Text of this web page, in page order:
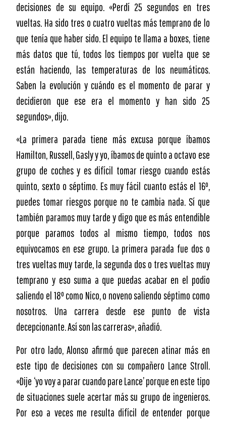
decisiones de su equipo. «Perdí 25 segundos en tres
vueltas. Ha sido tres o cuatro vueltas más temprano de lo
que tenía que haber sido. El equipo te llama a boxes, tiene
más datos que tú, todos los tiempos por vuelta que se
están haciendo, las temperaturas de los neumáticos.
Saben la evolución y cuándo es el momento de parar y
decidieron que ese era el momento y han sido 25
segundos», dijo.
«La primera parada tiene más excusa porque íbamos
Hamilton, Russell, Gasly y yo, íbamos de quinto a octavo ese
grupo de coches y es difícil tomar riesgo cuando estás
quinto, sexto o séptimo. Es muy fácil cuanto estás el 16º,
puedes tomar riesgos porque no te cambia nada. Sí que
también paramos muy tarde y digo que es más entendible
porque paramos todos al mismo tiempo, todos nos
equivocamos en ese grupo. La primera parada fue dos o
tres vueltas muy tarde, la segunda dos o tres vueltas muy
temprano y eso suma a que puedas acabar en el podio
saliendo el 18º como Nico, o noveno saliendo séptimo como
nosotros. Una carrera desde ese punto de vista
decepcionante. Así son las carreras», añadió.
Por otro lado, Alonso afirmó que parecen atinar más en
este tipo de decisiones con su compañero Lance Stroll.
«Dije ‘yo voy a parar cuando pare Lance’ porque en este tipo
de situaciones suele acertar más su grupo de ingenieros.
Por eso a veces me resulta difícil de entender porque